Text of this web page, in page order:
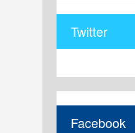
Twitter
Facebook